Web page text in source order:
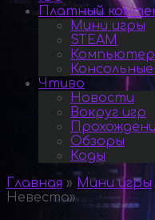
Платный
Мини игры
STEAM
Чтиво
Новости
Вокруг игр
Обзоры
Коды
Главная » Мини игры
Невеста»